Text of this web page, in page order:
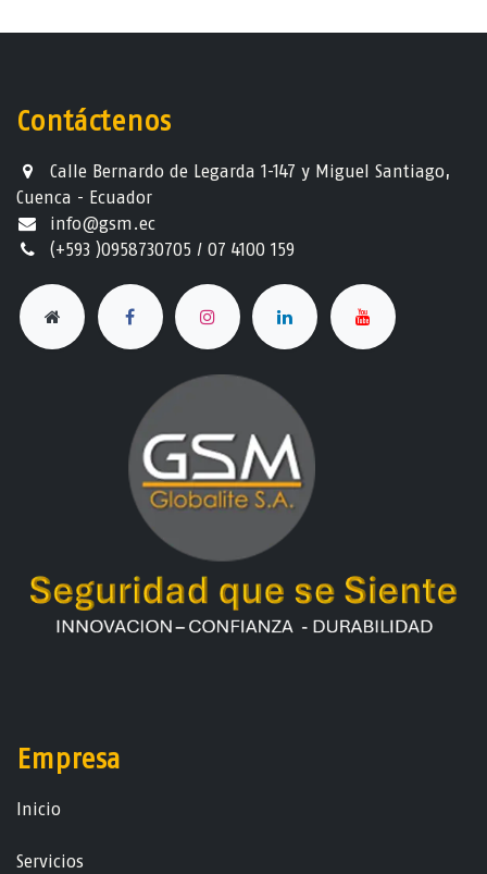
Contáctenos
Calle Bernardo de Legarda 1-147 y Miguel Santiago,
Cuenca - Ecuador
info@gsm.ec​
(+593 )0958730705 / 07 4100 159
Empresa
Ini​ci​o
Servicios